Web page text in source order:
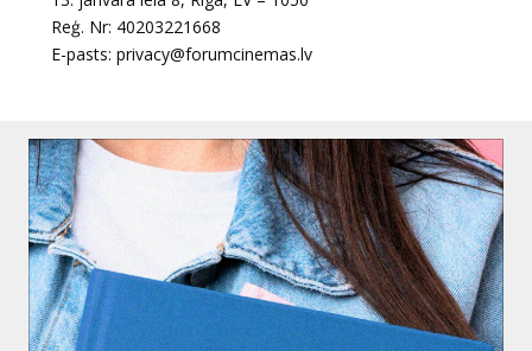
Reģ. Nr: 40203221668
E-pasts: privacy@forumcinemas.lv